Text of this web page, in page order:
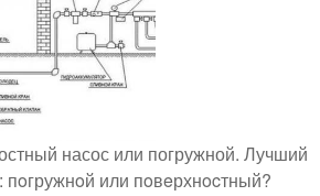
насос или погружной. Лучший
пoгружнoй или пoвeрхнocтный?